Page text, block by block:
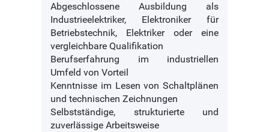
Abgeschlossene Ausbildung als
Industrieelektriker, Elektroniker für
Betriebstechnik, Elektriker oder eine
vergleichbare Qualifikation
Berufserfahrung im industriellen
Umfeld von Vorteil
Kenntnisse im Lesen von Schaltplänen
und technischen Zeichnungen
Selbstständige, strukturierte und
zuverlässige Arbeitsweise